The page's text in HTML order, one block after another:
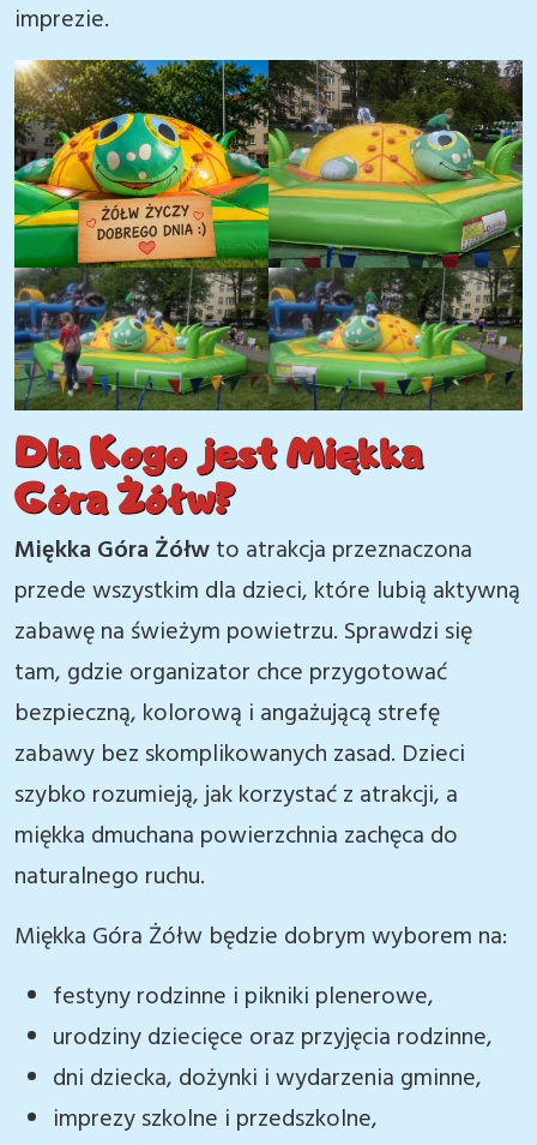
imprezie.
Dla Kogo jest Miękka
Góra Żółw?
Miękka Góra Żółwto atrakcja przeznaczona
przede wszystkim dla dzieci, które lubią aktywną
zabawę na świeżym powietrzu. Sprawdzi się
tam, gdzie organizator chce przygotować
bezpieczną, kolorową i angażującą strefę
zabawy bez skomplikowanych zasad. Dzieci
szybko rozumieją, jak korzystać z atrakcji, a
miękka dmuchana powierzchnia zachęca do
naturalnego ruchu.
Miękka Góra Żółw będzie dobrym wyborem na:
festyny rodzinne i pikniki plenerowe,
urodziny dziecięce oraz przyjęcia rodzinne,
dni dziecka, dożynki i wydarzenia gminne,
imprezy szkolne i przedszkolne,